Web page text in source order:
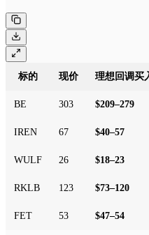
标的 现价 理想回调买
BE 303 $209–279
IREN 67 $40–57
WULF 26 $18–23
RKLB 123 $73–120
FET 53 $47–54